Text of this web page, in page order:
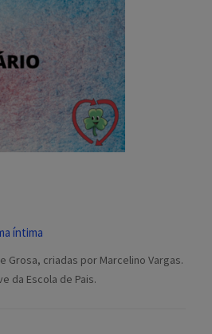
íntima
Grosa, criadas por Marcelino Vargas.
da Escola de Pais.